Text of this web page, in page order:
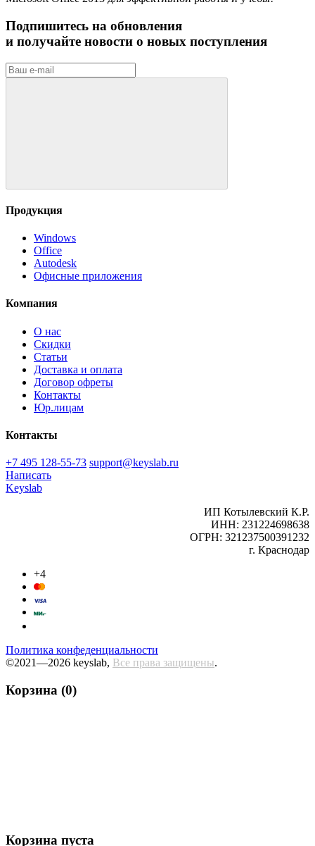
Подпишитесь на обновления
и получайте новости о новых поступления
Продукция
Windows
Office
Autodesk
Офисные приложения
Компания
О нас
Скидки
Статьи
Доставка и оплата
Договор офреты
Контакты
Юр.лицам
Контакты
+7 495 128-55-73 support@keyslab.ru
Написать
Keyslab
ИП Котылевский К.Р.
ИНН: 231224698638
ОГРН: 321237500391232
г. Краснодар
+4
Политика конфеденциальности
©2021—2026 keyslab, Все права защищены.
Корзина (0)
Корзина пуста